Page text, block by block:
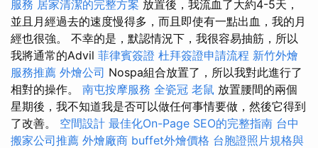
服務 居家清潔的完整方案 放置後，我流血了大約4-5天，
並且月經過去的速度慢得多，而且即使有一點出血，我的月
經也很強。 不幸的是，默認情況下，我很容易抽筋，所以
我將通常的Advil 菲律賓簽證 杜拜簽證申請流程 新竹外燴
服務推薦 外燴公司 Nospa組合放置了，所以我對此進行了
相對的操作。 南屯按摩服務 全瓷冠 老鼠 放置腰間的兩個
星期後，我不知道我是否可以做任何事情要做，然後它得到
了改善。 空間設計 最佳化On-Page SEO的完整指南 台中
搬家公司推薦 外燴廠商 buffet外燴價格 台胞證照片規格與